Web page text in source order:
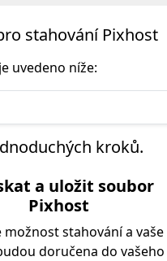
stahování Pixhost
uvedeno níže:
kroků.
a uložit soubor
Pixhost
možnost stahování a vaše
doručena do vašeho